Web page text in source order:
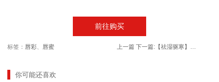
前往购买
标签： 唇彩 唇蜜 上一篇 下一篇:
你可能还喜欢